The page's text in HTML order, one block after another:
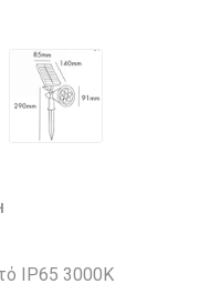
IP65 3000K